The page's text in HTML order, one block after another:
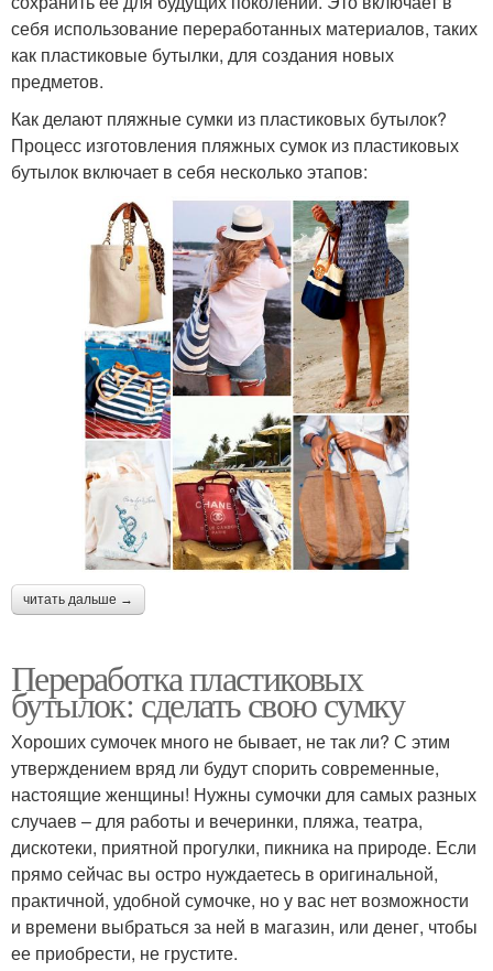
себя использование переработанных материалов, таких
как пластиковые бутылки, для создания новых
предметов.
Как делают пляжные сумки из пластиковых бутылок?
Процесс изготовления пляжных сумок из пластиковых
бутылок включает в себя несколько этапов:
читать дальше →
Переработка пластиковых
бутылок: сделать свою сумку
Хороших сумочек много не бывает, не так ли? С этим
утверждением вряд ли будут спорить современные,
настоящие женщины! Нужны сумочки для самых разных
случаев – для работы и вечеринки, пляжа, театра,
дискотеки, приятной прогулки, пикника на природе. Если
прямо сейчас вы остро нуждаетесь в оригинальной,
практичной, удобной сумочке, но у вас нет возможности
и времени выбраться за ней в магазин, или денег, чтобы
ее приобрести, не грустите.